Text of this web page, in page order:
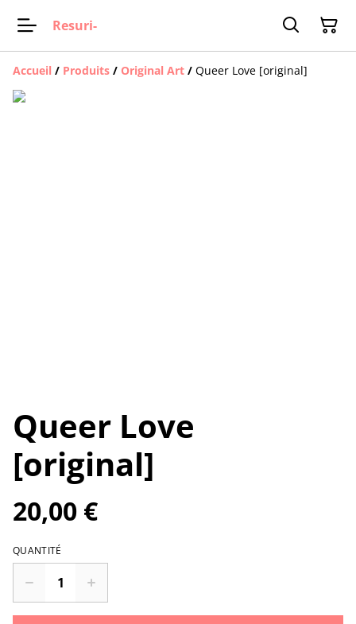
Resuri-
Accueil / Produits / Original Art / Queer Love [original]
Queer Love
[original]
20,00 €
QUANTITÉ